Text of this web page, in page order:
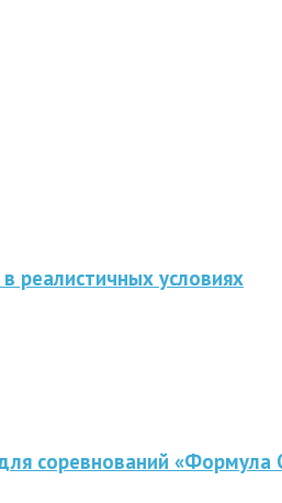
реалистичных условиях
соревнований «Формула